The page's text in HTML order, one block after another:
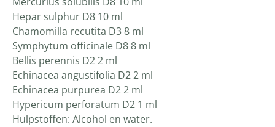
Hepar sulphur D8 10 ml
Chamomilla recutita D3 8 ml
Symphytum officinale D8 8 ml
Bellis perennis D2 2 ml
Echinacea angustifolia D2 2 ml
Echinacea purpurea D2 2 ml
Hypericum perforatum D2 1 ml
Hulpstoffen: Alcohol en water.